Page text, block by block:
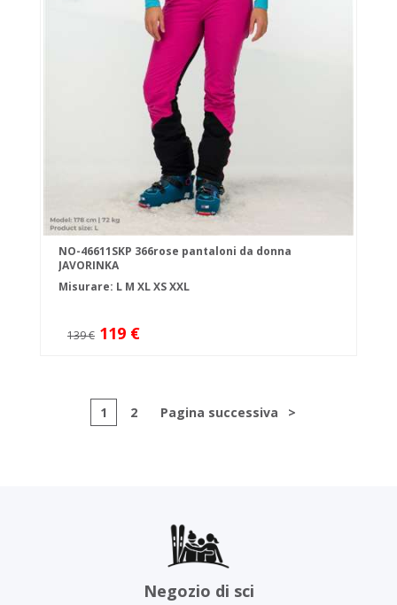
NO-46611SKP 366rose pantaloni da donna
JAVORINKA
Misurare: L M XLXSXXL
139 € 119 €
1 2 Pagina successiva >
Negozio di sci